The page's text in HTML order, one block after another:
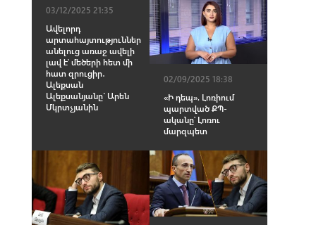
03/12/2025 21:35
Ավելորդ
արտահայտություններ
անելուց առաջ ավելի
լավ է՝ մեծերի հետ մի
հատ զրուցիր․
Ալեքսան
Ալեքսանյանը` Արեն
Մկրտչյանին
02/09/2025 18:38
«Ի դեպ». Լոռիում
պարտված ՔՊ-
ականը՝ Լոռու
մարզպետ